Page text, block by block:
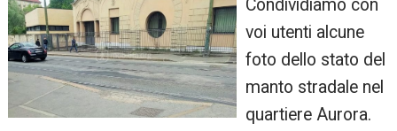
Condividiamo con
voi utenti alcune
foto dello stato del
manto stradale nel
quartiere Aurora.